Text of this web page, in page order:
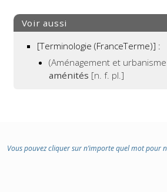
Voir aussi
[Terminologie (FranceTerme)] :
(Aménagement et
aménités [n. f. pl.]
Vous pouvez cliquer sur n’importe quel mot pour